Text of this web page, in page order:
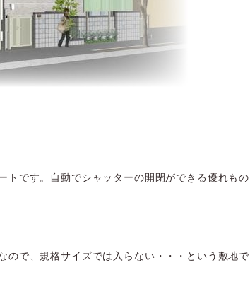
トです。自動でシャッターの開閉ができる優れもの
ので、規格サイズでは入らない・・・という敷地で